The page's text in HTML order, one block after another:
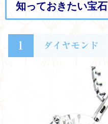
知っておきたい宝石
1 ダイヤモンド